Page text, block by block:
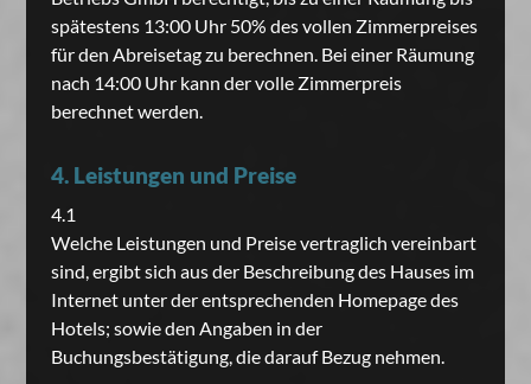
spätestens 13:00 Uhr 50% des vollen Zimmerpreises
für den Abreisetag zu berechnen. Bei einer Räumung
nach 14:00 Uhr kann der volle Zimmerpreis
berechnet werden.
4. Leistungen und Preise
4.1
Welche Leistungen und Preise vertraglich vereinbart
sind, ergibt sich aus der Beschreibung des Hauses im
Internet unter der entsprechenden Homepage des
Hotels; sowie den Angaben in der
Buchungsbestätigung, die darauf Bezug nehmen.